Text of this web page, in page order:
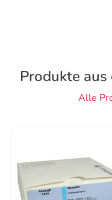
Produkte
Alle